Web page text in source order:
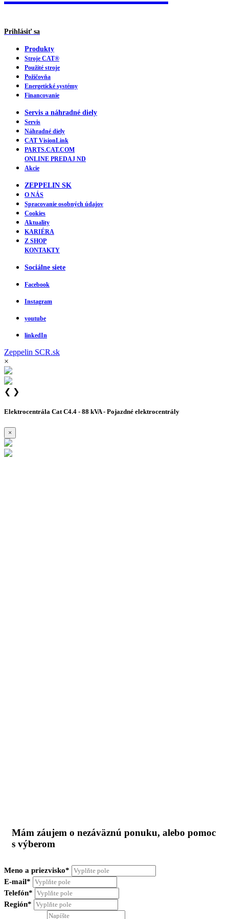
Prihlásiť sa
Produkty
Stroje CAT®
Použité stroje
Požičovňa
Energetické systémy
Financovanie
Servis a náhradné diely
Servis
Náhradné diely
CAT VisionLink
PARTS.CAT.COM
ONLINE PREDAJ ND
Akcie
ZEPPELIN SK
O NÁS
Spracovanie osobných údajov
Cookies
Aktuality
KARIÉRA
Z SHOP
KONTAKTY
Sociálne siete
Facebook
Instagram
youtube
linkedIn
Zeppelin SCR.sk
×
❮ ❯
Elektrocentrála Cat C4.4 - 88 kVA - Pojazdné elektrocentrály
×
Mám záujem o nezáväznú ponuku, alebo pomoc
s výberom
Meno a priezvisko*
E-mail*
Telefón*
Región*